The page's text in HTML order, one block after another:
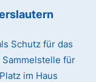
Schutz für das
für
im Haus